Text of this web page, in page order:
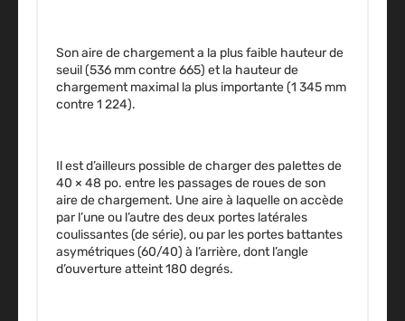
Son aire de chargement a la plus faible hauteur de
seuil (536 mm contre 665) et la hauteur de
chargement maximal la plus importante (1 345 mm
contre 1 224).
Il est d’ailleurs possible de charger des palettes de
40 × 48 po. entre les passages de roues de son
aire de chargement. Une aire à laquelle on accède
par l’une ou l’autre des deux portes latérales
coulissantes (de série), ou par les portes battantes
asymétriques (60/40) à l’arrière, dont l’angle
d’ouverture atteint 180 degrés.